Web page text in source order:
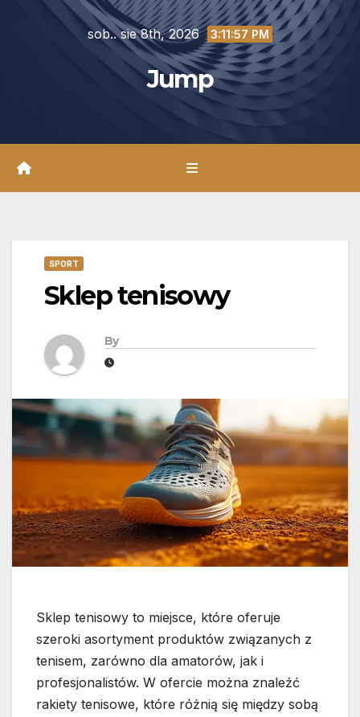
sob.. sie 8th, 2026 3:11:59 PM
Jump
SPORT
Sklep tenisowy
By
Sklep tenisowy to miejsce, które oferuje
szeroki asortyment produktów związanych z
tenisem, zarówno dla amatorów, jak i
profesjonalistów. W ofercie można znaleźć
rakiety tenisowe, które różnią się między sobą